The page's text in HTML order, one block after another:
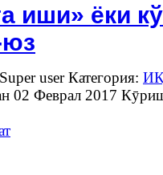
иши» ёки
userКатегория:
02 Феврал 2017